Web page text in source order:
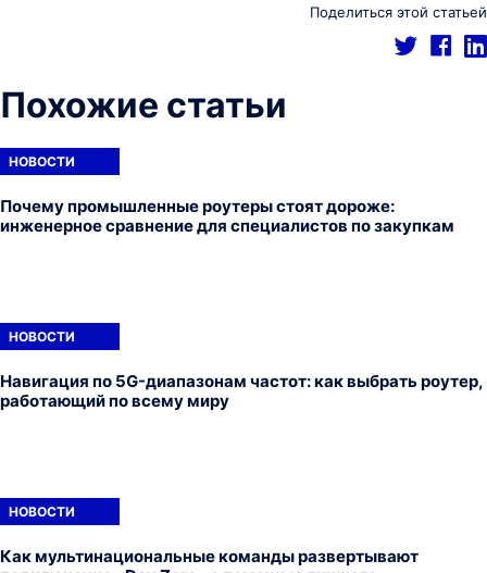
Поделиться этой статьей
Похожие статьи
НОВОСТИ
Почему промышленные роутеры стоят дороже:
инженерное сравнение для специалистов по закупкам
НОВОСТИ
Навигация по 5G-диапазонам частот: как выбрать роутер,
работающий по всему миру
НОВОСТИ
Как мультинациональные команды развертывают